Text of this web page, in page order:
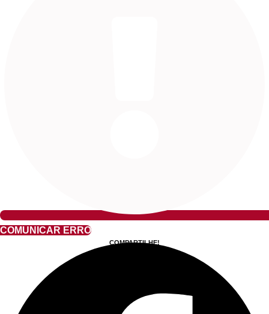
COMUNICAR ERRO
COMPARTILHE!